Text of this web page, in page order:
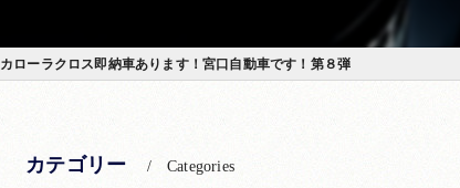
カローラクロス即納車あります！宮口自動車です！第８弾
カテゴリー Categories